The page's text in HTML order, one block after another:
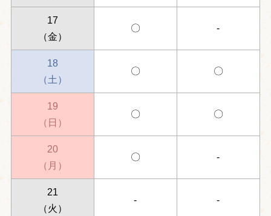
17
（金）
〇 -
18
（土）
〇 〇
19
（日）
〇 〇
20
（月）
〇 -
21
（火）
- -